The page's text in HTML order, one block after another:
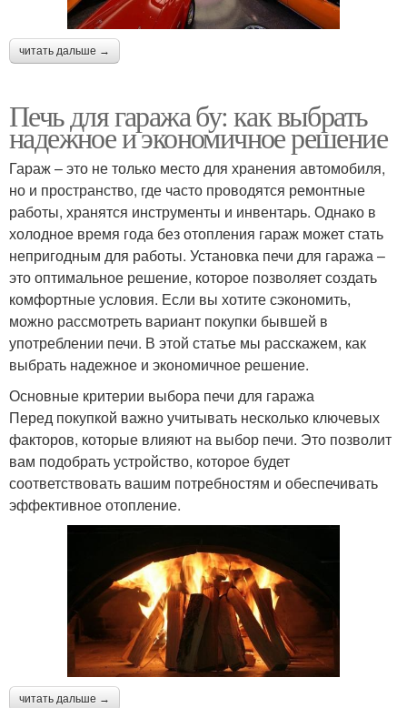
читать дальше →
Печь для гаража бу: как выбрать
надежное и экономичное решение
Гараж – это не только место для хранения автомобиля,
но и пространство, где часто проводятся ремонтные
работы, хранятся инструменты и инвентарь. Однако в
холодное время года без отопления гараж может стать
непригодным для работы. Установка печи для гаража –
это оптимальное решение, которое позволяет создать
комфортные условия. Если вы хотите сэкономить,
можно рассмотреть вариант покупки бывшей в
употреблении печи. В этой статье мы расскажем, как
выбрать надежное и экономичное решение.
Основные критерии выбора печи для гаража
Перед покупкой важно учитывать несколько ключевых
факторов, которые влияют на выбор печи. Это позволит
вам подобрать устройство, которое будет
соответствовать вашим потребностям и обеспечивать
эффективное отопление.
читать дальше →